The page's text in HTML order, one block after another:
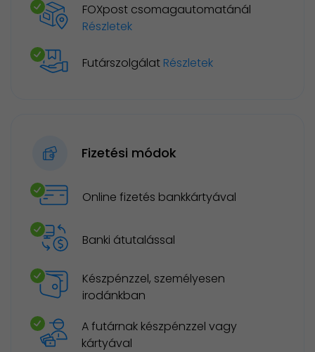
FOXpost csomagautomatánál
Részletek
Futárszolgálat Részletek
Fizetési módok
Online fizetés bankkártyával
Banki átutalással
Készpénzzel, személyesen
irodánkban
A futárnak készpénzzel vagy
kártyával